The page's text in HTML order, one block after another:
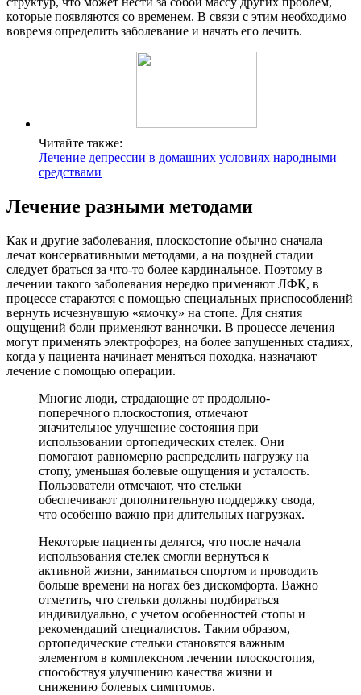
которые появляются со временем. В связи с этим необходимо
вовремя определить заболевание и начать его лечить.
Читайте также:
Лечение депрессии в домашних условиях народными
средствами
Лечение разными методами
Как и другие заболевания, плоскостопие обычно сначала
лечат консервативными методами, а на поздней стадии
следует браться за что-то более кардинальное. Поэтому в
лечении такого заболевания нередко применяют ЛФК, в
процессе стараются с помощью специальных приспособлений
вернуть исчезнувшую «ямочку» на стопе. Для снятия
ощущений боли применяют ванночки. В процессе лечения
могут применять электрофорез, на более запущенных стадиях,
когда у пациента начинает меняться походка, назначают
лечение с помощью операции.
Многие люди, страдающие от продольно-
поперечного плоскостопия, отмечают
значительное улучшение состояния при
использовании ортопедических стелек. Они
помогают равномерно распределить нагрузку на
стопу, уменьшая болевые ощущения и усталость.
Пользователи отмечают, что стельки
обеспечивают дополнительную поддержку свода,
что особенно важно при длительных нагрузках.
Некоторые пациенты делятся, что после начала
использования стелек смогли вернуться к
активной жизни, заниматься спортом и проводить
больше времени на ногах без дискомфорта. Важно
отметить, что стельки должны подбираться
индивидуально, с учетом особенностей стопы и
рекомендаций специалистов. Таким образом,
ортопедические стельки становятся важным
элементом в комплексном лечении плоскостопия,
способствуя улучшению качества жизни и
снижению болевых симптомов.